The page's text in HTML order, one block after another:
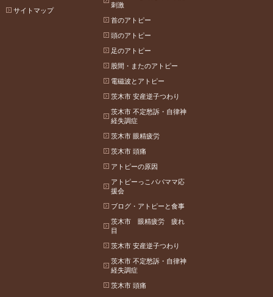
刺激
首のアトピー
頭のアトピー
足のアトピー
股間・またのアトピー
電磁波とアトピー
茨木市 安産逆子つわり
茨木市 不定愁訴・自律神
経失調症
茨木市 眼精疲労
茨木市 頭痛
アトピーの原因
アトピーっこパパママ応
援会
ブログ・アトピーと食事
茨木市 眼精疲労 疲れ
目
茨木市 安産逆子つわり
茨木市 不定愁訴・自律神
経失調症
茨木市 頭痛
サイトマップ